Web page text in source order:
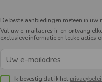
De beste aanbiedingen meteen in uw
Vul uw e-mailadres in en ontvang
exclusieve informatie en leuke acties
Ik bevestig dat ik het